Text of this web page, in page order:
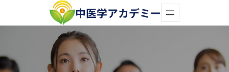
容
ス
中医学アカデミー